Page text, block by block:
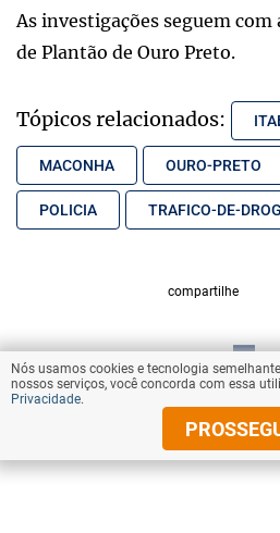
As investigações seguem com
de Plantão de Ouro Preto.
Tópicos relacionados:
MACONHA OURO-PRETO
POLICIA TRAFICO-DE-
compartilhe
VOLTAR AO
© Copyright 2025 Diários Associados
Nós usamos cookies e tecnologia
nossos serviços, você concorda com essa
Privacidade.